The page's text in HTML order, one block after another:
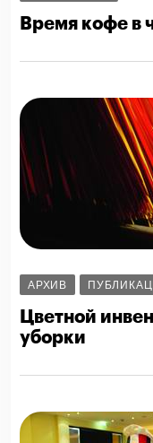
Время кофе в
АРХИВ
Цветной
уборки